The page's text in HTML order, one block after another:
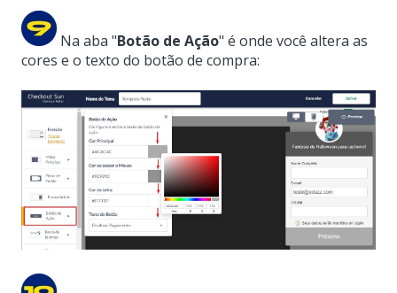
Na aba "Botão de Ação" é onde você altera as
cores e o texto do botão de compra: